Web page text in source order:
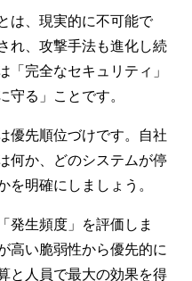
は、現実的に不可能で
れ、攻撃手法も進化し続
完全なセキュリティ」
る」ことです。
優先順位づけです。自社
何か、どのシステムが停
明確にしましょう。
発生頻度」を評価しま
高い脆弱性から優先的に
と人員で最大の効果を得